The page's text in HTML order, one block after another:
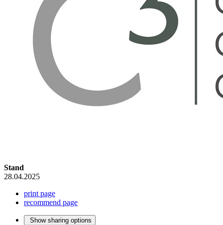
Stand
28.04.2025
print page
recommend page
Show sharing options